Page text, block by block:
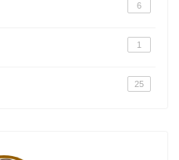
6
1
25